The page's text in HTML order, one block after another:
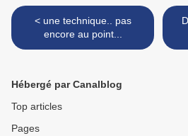
< une technique.. pas
encore au point...
Hébergé par Canalblog
Top articles
Pages